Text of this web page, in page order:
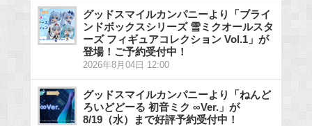
グッドスマイルカンパニーより「ブライ
ンドボックスシリーズ 雪ミクオールスタ
ーズ フィギュアコレクション Vol.1」が
登場！ご予約受付中！
2026年8月04日 12:00
グッドスマイルカンパニーより「ねんど
ろいどどーる 初音ミク ∞Ver.」が
8/19（水）まで好評予約受付中！